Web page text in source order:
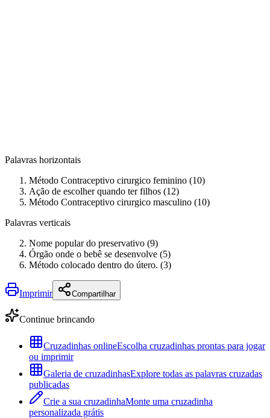
Palavras horizontais
Método Contraceptivo cirurgico feminino (10)
Ação de escolher quando ter filhos (12)
Método Contraceptivo cirurgico masculino (10)
Palavras verticais
Nome popular do preservativo (9)
Órgão onde o bebê se desenvolve (5)
Método colocado dentro do útero. (3)
Imprimir Compartilhar
Continue brincando
Cruzadinhas onlineEscolha cruzadinhas prontas para jogar
ou imprimir
Galeria de cruzadinhasExplore todas as palavras cruzadas
publicadas
Crie a sua cruzadinhaMonte uma cruzadinha
personalizada grátis